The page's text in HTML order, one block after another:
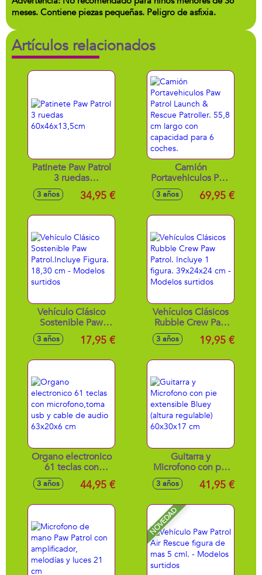
meses. Contiene piezas pequeñas. Peligro de asfixia.
Artículos relacionados
Patinete Paw Patrol
3 ruedas
60x46x13,5cm
3 años 34,95 €
Camión
Portavehiculos Paw
Patrol Launch &
Rescue Patroller.
3 años 69,95 €
Vehículo Clásico
Sostenible Paw
Patrol.Incluye
Figura. 18,30 cm -
3 años 17,95 €
Vehículos Clásicos
Rubble Crew Paw
Patrol. Incluye 1
figura. 39x24x24
3 años 19,95 €
Organo electronico
61 teclas con
microfono,toma
usb y cable de
3 años 44,95 €
Guitarra y
Microfono con pie
extensible Bluey
(altura regulable)
3 años 41,95 €
NOVEDAD